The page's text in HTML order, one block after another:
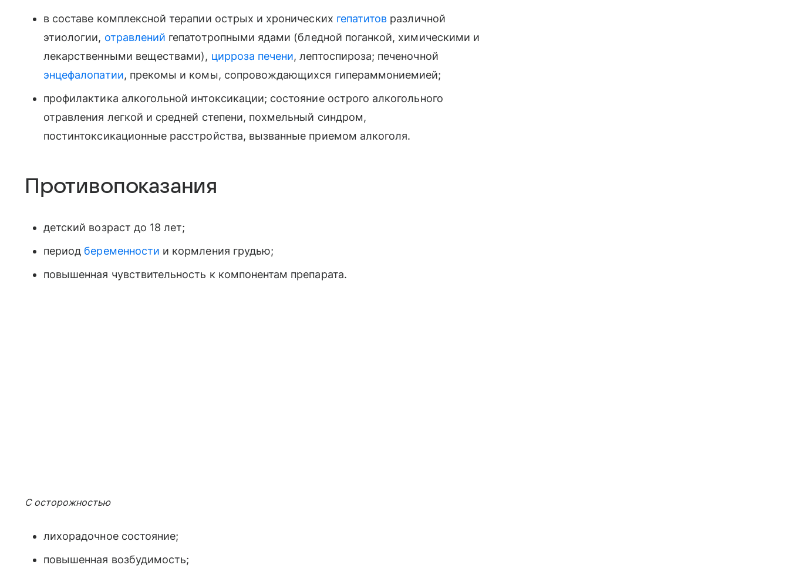
в составе комплексной терапии острых и хронических гепатитов различной
этиологии, отравлений гепатотропными ядами (бледной поганкой, химическими и
лекарственными веществами), цирроза печени, лептоспироза; печеночной
энцефалопатии, прекомы и комы, сопровождающихся гипераммониемией;
профилактика алкогольной интоксикации; состояние острого алкогольного
отравления легкой и средней степени, похмельный синдром,
постинтоксикационные расстройства, вызванные приемом алкоголя.
Противопоказания
детский возраст до 18 лет;
период беременности и кормления грудью;
повышенная чувствительность к компонентам препарата.
С осторожностью
лихорадочное состояние;
повышенная возбудимость;